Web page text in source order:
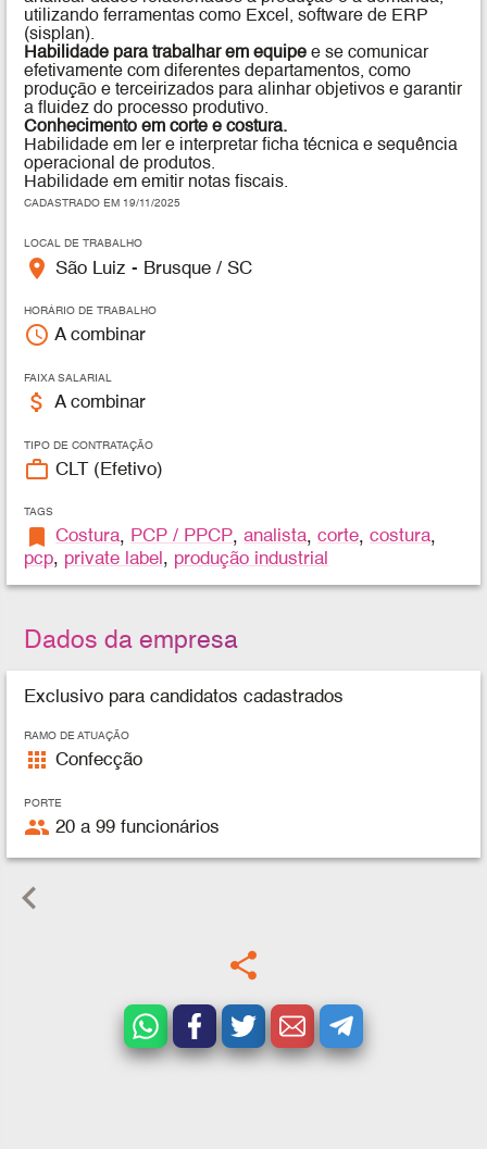
utilizando ferramentas como Excel, software de ERP
(sisplan).
Habilidade para trabalhar em equipe e se comunicar
efetivamente com diferentes departamentos, como
produção e terceirizados para alinhar objetivos e garantir
a fluidez do processo produtivo.
Conhecimento em corte e costura.
Habilidade em ler e interpretar ficha técnica e sequência
operacional de produtos.
Habilidade em emitir notas fiscais.
CADASTRADO EM 19/11/2025
LOCAL DE TRABALHO
place São Luiz - Brusque / SC
HORÁRIO DE TRABALHO
access_time A combinar
FAIXA SALARIAL
attach_money A combinar
TIPO DE CONTRATAÇÃO
work_outline CLT (Efetivo)
TAGS
bookmark Costura, PCP / PPCP,analista,corte,costura,
pcp, private label , produção industrial
Dados da empresa
Exclusivo para candidatos cadastrados
RAMO DE ATUAÇÃO
apps Confecção
PORTE
people 20 a 99 funcionários
keyboard_arrow_left
share